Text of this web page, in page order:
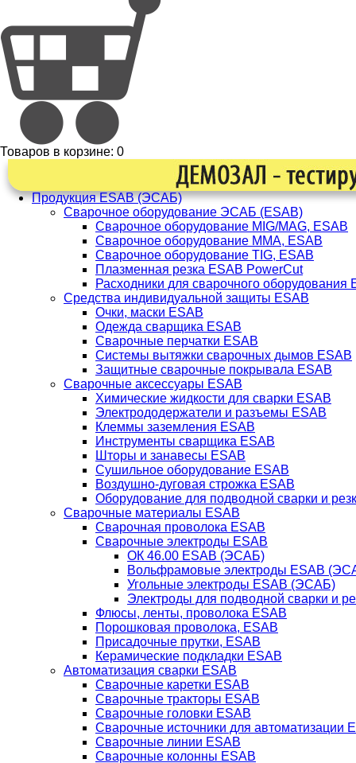
Товаров в корзине: 0
Продукция ESAB (ЭСАБ)
Сварочное оборудование ЭСАБ (ESAB)
Сварочное оборудование MIG/MAG, ESAB
Сварочное оборудование ММА, ESAB
Сварочное оборудование TIG, ESAB
Плазменная резка ESAB PowerCut
Расходники для сварочного оборудования
Средства индивидуальной защиты ESAB
Очки, маски ESAB
Одежда сварщика ESAB
Сварочные перчатки ESAB
Системы вытяжки сварочных дымов ESAB
Защитные сварочные покрывала ESAB
Сварочные аксессуары ESAB
Химические жидкости для сварки ESAB
Электрододержатели и разъемы ESAB
Клеммы заземления ESAB
Инструменты сварщика ESAB
Шторы и занавесы ESAB
Сушильное оборудование ESAB
Воздушно-дуговая строжка ESAB
Оборудование для подводной сварки и
Сварочные материалы ESAB
Сварочная проволока ESAB
Сварочные электроды ESAB
ОК 46.00 ESAB (ЭСАБ)
Вольфрамовые электроды ESAB
Угольные электроды ESAB (ЭСАБ)
Электроды для подводной сварки и
Флюсы, ленты, проволока ESAB
Порошковая проволока, ESAB
Присадочные прутки, ESAB
Керамические подкладки ESAB
Автоматизация сварки ESAB
Сварочные каретки ESAB
Сварочные тракторы ESAB
Сварочные головки ESAB
Сварочные источники для автоматизации
Сварочные линии ESAB
Сварочные колонны ESAB